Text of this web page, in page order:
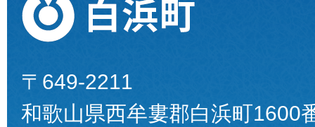
〒649-2211
和歌山県西牟婁郡白浜町1600